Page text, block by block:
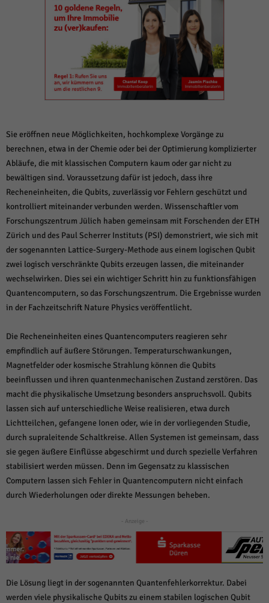
Sie eröffnen neue Möglichkeiten, hochkomplexe Vorgänge zu
berechnen, etwa in der Chemie oder bei der Optimierung komplizierter
Abläufe, die mit klassischen Computern kaum oder gar nicht zu
bewältigen sind. Voraussetzung dafür ist jedoch, dass ihre
Recheneinheiten, die Qubits, zuverlässig vor Fehlern geschützt und
kontrolliert miteinander verbunden werden. Wissenschaftler vom
Forschungszentrum Jülich haben gemeinsam mit Forschenden der ETH
Zürich und des Paul Scherrer Instituts (PSI) demonstriert, wie sich mit
der sogenannten Lattice-Surgery-Methode aus einem logischen Qubit
zwei logisch verschränkte Qubits erzeugen lassen, die miteinander
wechselwirken. Dies sei ein wichtiger Schritt hin zu funktionsfähigen
Quantencomputern, so das Forschungszentrum. Die Ergebnisse wurden
in der Fachzeitschrift Nature Physics veröffentlicht.
Die Recheneinheiten eines Quantencomputers reagieren sehr
empfindlich auf äußere Störungen. Temperaturschwankungen,
Magnetfelder oder kosmische Strahlung können die Qubits
beeinflussen und ihren quantenmechanischen Zustand zerstören. Das
macht die physikalische Umsetzung besonders anspruchsvoll. Qubits
lassen sich auf unterschiedliche Weise realisieren, etwa durch
Lichtteilchen, gefangene Ionen oder, wie in der vorliegenden Studie,
durch supraleitende Schaltkreise. Allen Systemen ist gemeinsam, dass
sie gegen äußere Einflüsse abgeschirmt und durch spezielle Verfahren
stabilisiert werden müssen. Denn im Gegensatz zu klassischen
Computern lassen sich Fehler in Quantencomputern nicht einfach
durch Wiederholungen oder direkte Messungen beheben.
- Anzeige -
Die Lösung liegt in der sogenannten Quantenfehlerkorrektur. Dabei
werden viele physikalische Qubits zu einem stabilen logischen Qubit
Speichern und weiter
Zurück
Datenschutzeinstellungen
Essenziell (1)
Cookie-Informationen anzeigen
Statistiken (1)
Statistik Cookies erfassen Informationen anonym. Diese Informationen helfen
uns zu verstehen, wie unsere Besucher unsere Website nutzen.
Cookie-Informationen anzeigen
Marketing (1)
Marketing-Cookies werden von Drittanbietern oder Publishern verwendet,
um personalisierte Werbung anzuzeigen. Sie tun dies, indem sie Besucher
über Websites hinweg verfolgen.
Cookie-Informationen anzeigen
Externe Medien (6)
Inhalte von Videoplattformen und Social-Media-Plattformen werden
standardmäßig blockiert. Wenn Cookies von externen Medien akzeptiert
werden, bedarf der Zugriff auf diese Inhalte keiner manuellen Einwilligung
mehr.
Cookie-Informationen anzeigen
powered by Borlabs Cookie Datenschutzerklärung Impressum